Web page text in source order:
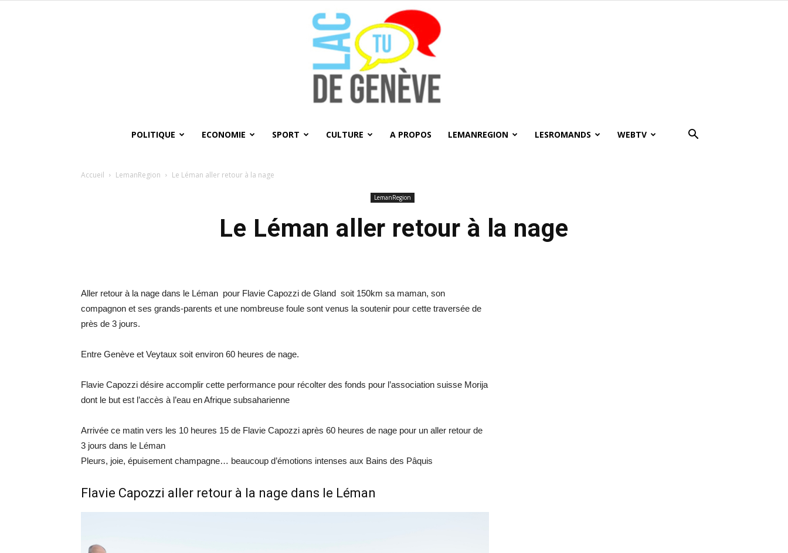
POLITIQUE ECONOMIE SPORT CULTURE A PROPOS LEMANREGION LESROMANDS WEBTV
Accueil LemanRegion Le Léman aller retour à la nage
LemanRegion
Le Léman aller retour à la nage
Aller retour à la nage dans le Léman pour Flavie Capozzi de Gland soit 150km sa maman, son
compagnon et ses grands-parents et une nombreuse foule sont venus la soutenir pour cette traversée de
près de 3 jours.
Entre Genève et Veytaux soit environ 60 heures de nage.
Flavie Capozzi désire accomplir cette performance pour récolter des fonds pour l’association suisse Morija
dont le but est l’accès à l’eau en Afrique subsaharienne
Arrivée ce matin vers les 10 heures 15 de Flavie Capozzi après 60 heures de nage pour un aller retour de
3 jours dans le Léman
Pleurs, joie, épuisement champagne… beaucoup d’émotions intenses aux Bains des Pâquis
Flavie Capozzi aller retour à la nage dans le Léman